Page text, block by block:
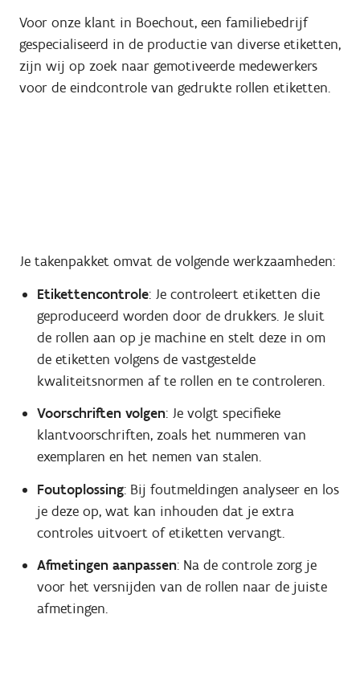
Voor onze klant in Boechout, een familiebedrijf
gespecialiseerd in de productie van diverse etiketten,
zijn wij op zoek naar gemotiveerde medewerkers
voor de eindcontrole van gedrukte rollen etiketten.
Je takenpakket omvat de volgende werkzaamheden:
Etikettencontrole: Je controleert etiketten die
geproduceerd worden door de drukkers. Je sluit
de rollen aan op je machine en stelt deze in om
de etiketten volgens de vastgestelde
kwaliteitsnormen af te rollen en te controleren.
Voorschriften volgen: Je volgt specifieke
klantvoorschriften, zoals het nummeren van
exemplaren en het nemen van stalen.
Foutoplossing: Bij foutmeldingen analyseer en los
je deze op, wat kan inhouden dat je extra
controles uitvoert of etiketten vervangt.
Afmetingen aanpassen: Na de controle zorg je
voor het versnijden van de rollen naar de juiste
afmetingen.